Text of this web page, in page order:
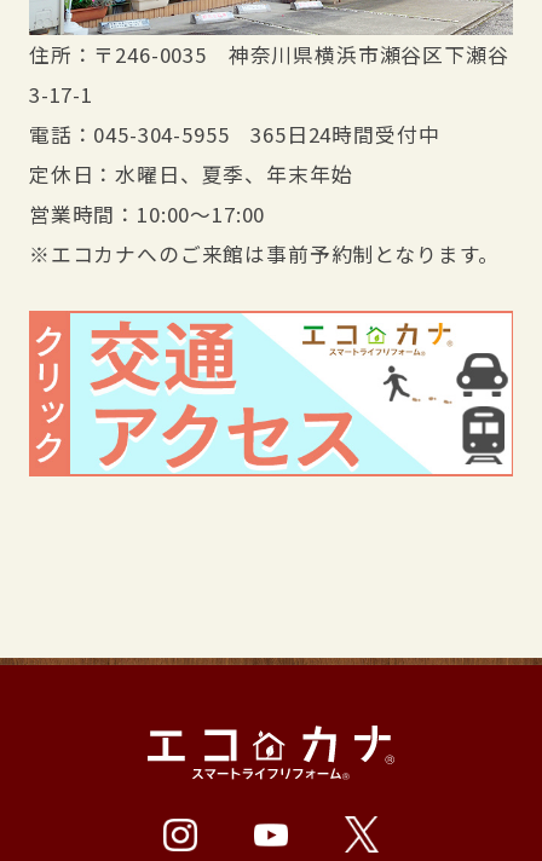
住所：〒246-0035 神奈川県横浜市瀬谷区下瀬谷
3-17-1
電話：045-304-5955 365日24時間受付中
定休日：水曜日、夏季、年末年始
営業時間：10:00～17:00
※エコカナへのご来館は事前予約制となります。